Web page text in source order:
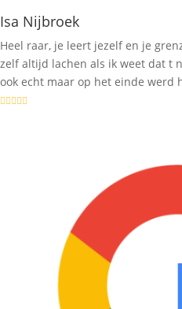
Isa Nijbroek
Heel raar, je leert jezelf en je
zelf altijd lachen als ik weet dat t
ook echt maar op het einde werd
